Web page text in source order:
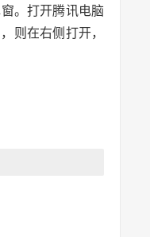
。打开腾讯电脑
则在右侧打开，